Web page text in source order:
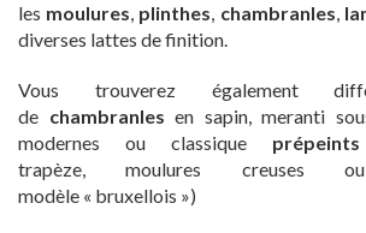
les moulures, plinthes, chambranles,
diverses lattes de finition.
Vous trouverez également
de chambranles en sapin, meranti
modernes ou classique prépeints
trapèze, moulures creuses ou
modèle « bruxellois »)